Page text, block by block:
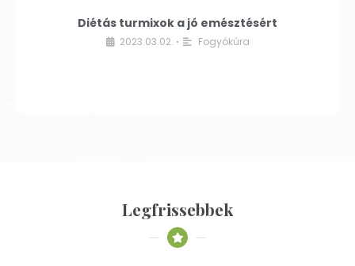
Diétás turmixok a jó emésztésért
2023.03.02. • Fogyókúra
Legfrissebbek